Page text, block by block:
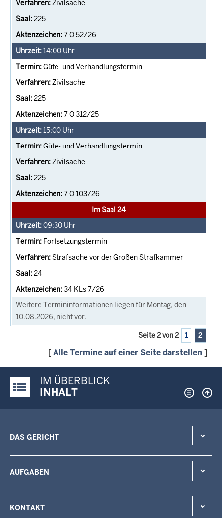
Zivilsache
225
7 O 52/26
14:00 Uhr
Güte- und Verhandlungstermin
Zivilsache
225
7 O 312/25
15:00 Uhr
Güte- und Verhandlungstermin
Zivilsache
225
7 O 103/26
Im Saal 24
09:30 Uhr
Fortsetzungstermin
Strafsache vor der Großen Strafkammer
24
34 KLs 7/26
Weitere Termininformationen liegen für Montag, den
10.08.2026, nicht vor.
Seite 2 von 2 1 2
[Alle Termine auf einer Seite darstellen ]
Justiz-Portal im Überblick:
IM ÜBERBLICK
INHALT
DAS GERICHT
AUFGABEN
KONTAKT